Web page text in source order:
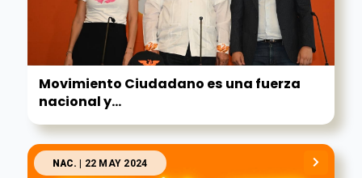
Movimiento Ciudadano es una fuerza
nacional y...
NAC. | 22 MAY 2024